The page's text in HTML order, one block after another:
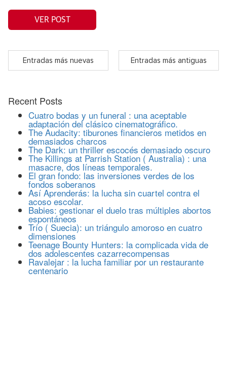
VER POST
Entradas más nuevas Entradas más antiguas
Recent Posts
Cuatro bodas y un funeral : una aceptable
adaptación del clásico cinematográfico.
The Audacity: tiburones financieros metidos en
demasiados charcos
The Dark: un thriller escocés demasiado oscuro
The Killings at Parrish Station ( Australia) : una
masacre, dos líneas temporales.
El gran fondo: las inversiones verdes de los
fondos soberanos
Así Aprenderás: la lucha sin cuartel contra el
acoso escolar.
Babies: gestionar el duelo tras múltiples abortos
espontáneos
Trío ( Suecia): un triángulo amoroso en cuatro
dimensiones
Teenage Bounty Hunters: la complicada vida de
dos adolescentes cazarrecompensas
Ravalejar : la lucha familiar por un restaurante
centenario